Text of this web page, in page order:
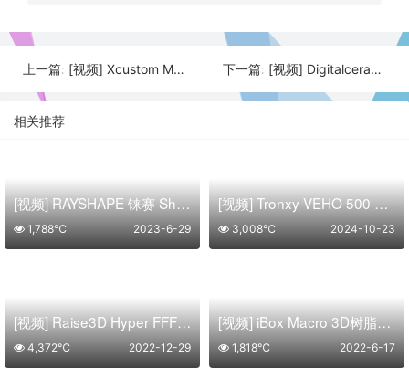
上一篇: [视频] Xcustom Maker3: 台式 CNC 和双挤出机3D打印机 下一篇: [视频] Digitalceram：您的桌面陶瓷 3D 打印机
相关推荐
[视频] RAYSHAPE 铼赛 Shape 4K 工业级高精度大尺寸 DLP 3D打印机
2023-6-29
1,788℃
[视频] Tronxy VEHO 500 PRO：大尺寸快速高温FDM 3D打印机
2024-10-23
3,008℃
[视频] Raise3D Hyper FFF™ | 附加生产力 改变游戏规则的技术
2022-12-29
4,372℃
[视频] iBox Macro 3D树脂打印机: 打印碳纤维
2022-6-17
1,818℃